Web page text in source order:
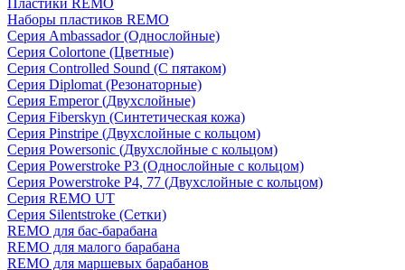
Пластики REMO
Наборы пластиков REMO
Серия Ambassador (Однослойные)
Серия Colortone (Цветные)
Серия Controlled Sound (С пятаком)
Серия Diplomat (Резонаторные)
Серия Emperor (Двухслойные)
Серия Fiberskyn (Синтетическая кожа)
Серия Pinstripe (Двухслойные с кольцом)
Серия Powersonic (Двухслойные с кольцом)
Серия Powerstroke P3 (Однослойные с кольцом)
Серия Powerstroke P4, 77 (Двухслойные с кольцом)
Серия REMO UT
Серия Silentstroke (Сетки)
REMO для бас-барабана
REMO для малого барабана
REMO для маршевых барабанов